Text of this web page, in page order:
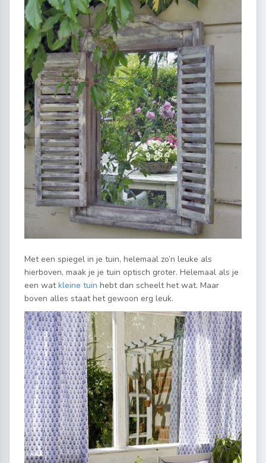
Met een spiegel in je tuin, helemaal zo’n leuke als
hierboven, maak je je tuin optisch groter. Helemaal als je
een watkleine tuin hebt dan scheelt het wat. Maar
boven alles staat het gewoon erg leuk.